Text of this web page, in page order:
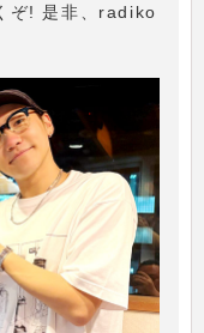
ぞ! 是非、radiko